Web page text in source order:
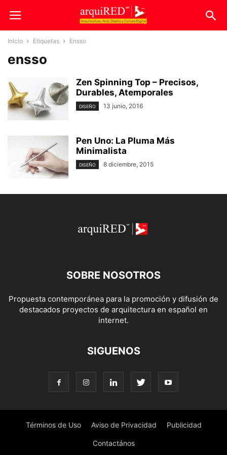
Inicio Etiquetas Ensso
ensso
Zen Spinning Top – Precisos,
Durables, Atemporales
DISEÑO 13 junio, 2016
Pen Uno: La Pluma Más
Minimalista
DISEÑO 8 diciembre, 2015
SOBRE NOSOTROS
Propuesta contemporánea para la promoción y difusión de
destacados proyectos de arquitectura en español en
internet.
SIGUENOS
Términos de Uso Aviso de Privacidad Publicidad
Contactános